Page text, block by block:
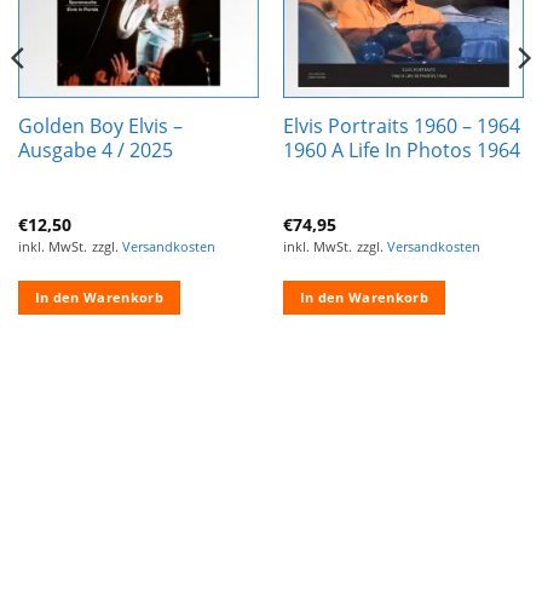
Golden Boy Elvis –
Ausgabe 4 / 2025
€12,50
inkl. MwSt. zzgl. Versandkosten
In den Warenkorb
Elvis Portraits 1960 – 1964
1960 A Life In Photos 1964
€74,95
inkl. MwSt. zzgl. Versandkosten
In den Warenkorb